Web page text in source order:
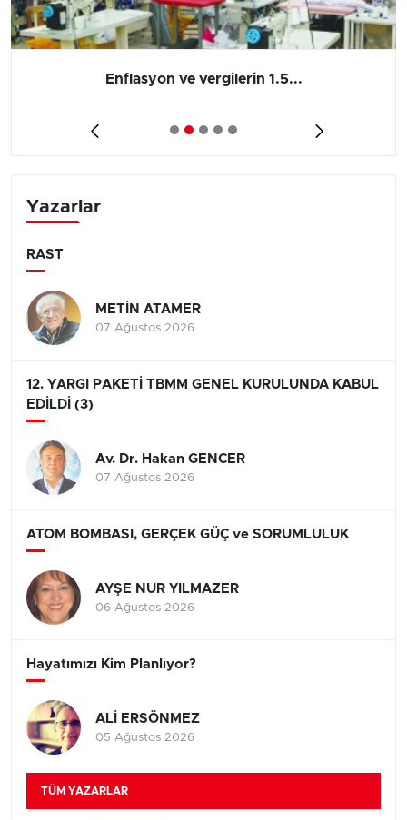
Enflasyon ve vergilerin 1.5...
Yazarlar
RAST
METİN ATAMER
07 Ağustos 2026
12. YARGI PAKETİ TBMM GENEL KURULUNDA KABUL
EDİLDİ (3)
Av. Dr. Hakan GENCER
07 Ağustos 2026
ATOM BOMBASI, GERÇEK GÜÇ ve SORUMLULUK
AYŞE NUR YILMAZER
06 Ağustos 2026
Hayatımızı Kim Planlıyor?
ALİ ERSÖNMEZ
05 Ağustos 2026
TÜM YAZARLAR